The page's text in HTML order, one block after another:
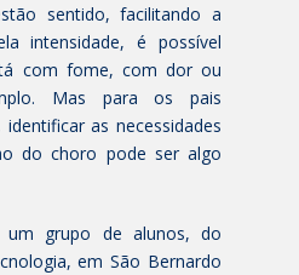
sentido, facilitando a
intensidade, é possível
com fome, com dor ou
Mas para os pais
as necessidades
do choro pode ser algo
grupo de alunos, do
em São Bernardo